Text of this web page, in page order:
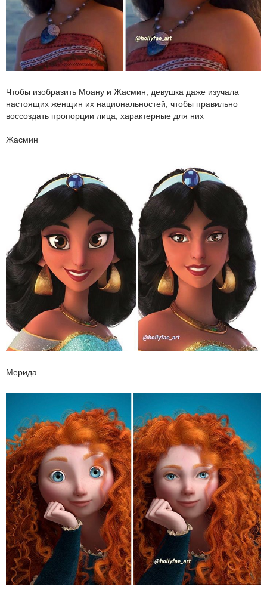
Чтобы изобразить Моану и Жасмин, девушка даже изучала
настоящих женщин их национальностей, чтобы правильно
воссоздать пропорции лица, характерные для них
Жасмин
Мерида